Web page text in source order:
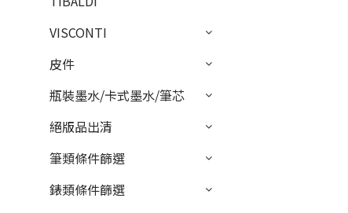
VISCONTI
皮件
瓶裝墨水/卡式墨水/筆芯
絕版品出清
筆類條件篩選
錶類條件篩選